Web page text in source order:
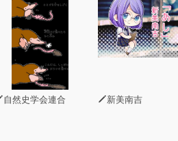
自然史学会連合 新美南吉